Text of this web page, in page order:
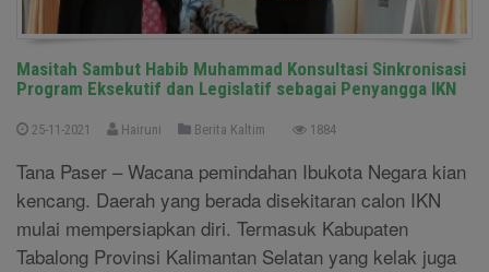
Masitah Sambut Habib Muhammad Konsultasi Sinkronisasi
Program Eksekutif dan Legislatif sebagai Penyangga IKN
25-11-2021 Hairuni Berita Kaltim 1884
Tana Paser – Wacana pemindahan Ibukota Negara kian
kencang. Daerah yang berada disekitaran calon IKN
mulai mempersiapkan diri. Termasuk Kabupaten
Tabalong Provinsi Kalimantan Selatan yang kelak juga